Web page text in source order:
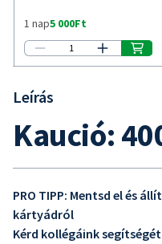
Leírás
Kaució:
PRO TIPP: Mentsd el és
kártyádról
Kérd kollégáink